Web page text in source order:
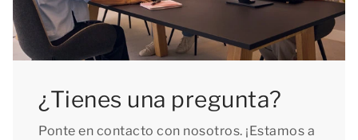
¿Tienes una pregunta?
Ponte en contacto con nosotros. ¡Estamos a